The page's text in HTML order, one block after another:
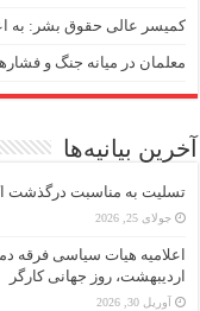
کمیسر عالی حقوق بشر: به
معلمان در میانه جنگ و
آخرین بیانیه‌ها
تسلیت به مناسبت درگذشت
جولای 25, 2026
اردیبهشت، روز جهانی کارگر
آوریل 30, 2026